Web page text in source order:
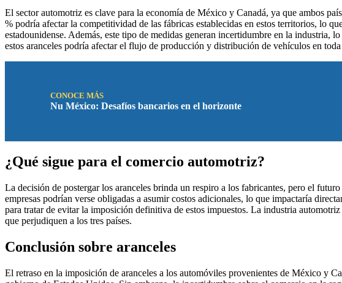
El sector automotriz es clave para la economía de México y Canadá, ya que ambos
% podría afectar la competitividad de las fábricas establecidas en estos territorios, lo
estadounidense. Además, este tipo de medidas generan incertidumbre en la
estos aranceles podría afectar el flujo de producción y distribución de vehículos en
CONOCE MÁS
Nu México: Desafíos bancarios en el horizonte
¿Qué sigue para el comercio automotriz?
La decisión de postergar los aranceles brinda un respiro a los fabricantes, pero el
empresas podrían verse obligadas a asumir costos adicionales, lo que impactaría
para tratar de evitar la imposición definitiva de estos impuestos. La industria
que perjudiquen a los tres países.
Conclusión sobre aranceles
El retraso en la imposición de aranceles a los automóviles provenientes de México y